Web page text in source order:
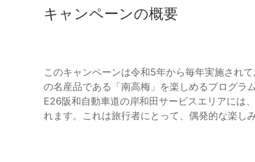
キャンペーンの概要
このキャンペーンは令和5年から毎年実施され
の名産品である「南高梅」を楽しめるプログラ
E26阪和自動車道の岸和田サービスエリアには
れます。これは旅行者にとって、偶発的な楽し